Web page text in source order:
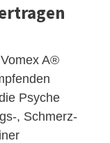
A®
Psyche
, Schmerz-